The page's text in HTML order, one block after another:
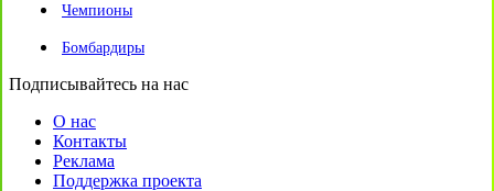
Чемпионы
Бомбардиры
Подписывайтесь на нас
О нас
Контакты
Реклама
Поддержка проекта